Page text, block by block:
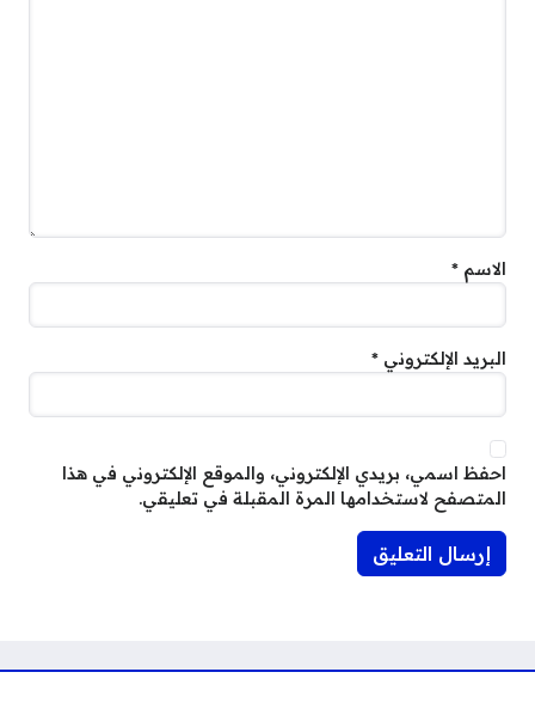
الاسم *
البريد الإلكتروني *
احفظ اسمي، بريدي الإلكتروني، والموقع الإلكتروني في هذا
المتصفح لاستخدامها المرة المقبلة في تعليقي.